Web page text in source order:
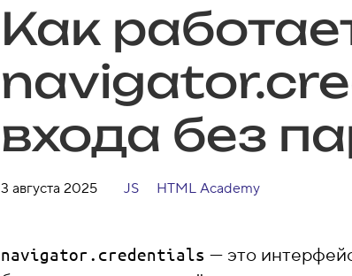
Как
входа без
3 августа 2025 JS HTML Academy
navigator.credentials — это